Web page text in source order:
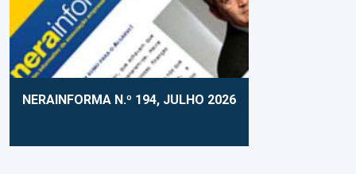
NERAINFORMA N.º 194, JULHO 2026